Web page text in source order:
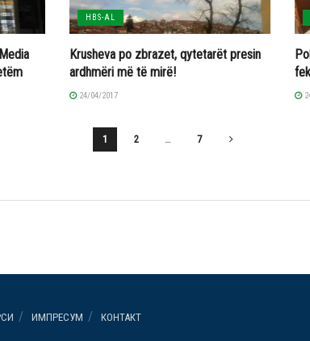
HBS-AL
Krusheva po zbrazet, qytetarët presin
ardhmëri më të mirë!
24/04/2017
1 2 … 7
ИМПРЕСУМ КОНТАКТ